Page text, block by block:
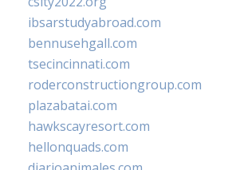
ibsarstudyabroad.com
bennusehgall.com
tsecincinnati.com
roderconstructiongroup.com
plazabatai.com
hawkscayresort.com
hellonquads.com